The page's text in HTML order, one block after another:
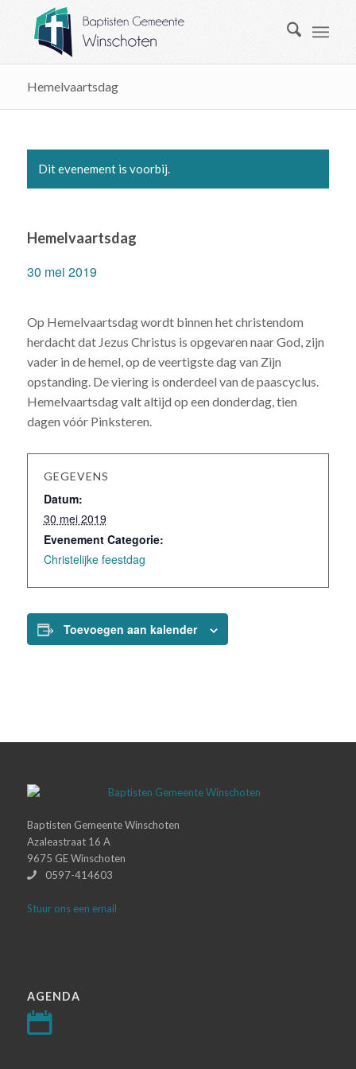
Hemelvaartsdag
Dit evenement is voorbij.
Hemelvaartsdag
30 mei 2019
Op Hemelvaartsdag wordt binnen het christendom
herdacht dat Jezus Christus is opgevaren naar God, zijn
vader in de hemel, op de veertigste dag van Zijn
opstanding. De viering is onderdeel van de paascyclus.
Hemelvaartsdag valt altijd op een donderdag, tien
dagen vóór Pinksteren.
GEGEVENS
Datum:
30 mei 2019
Evenement Categorie:
Christelijke feestdag
Toevoegen aan kalender
Baptisten Gemeente Winschoten
Azaleastraat 16 A
9675 GE Winschoten
0597-414603
Stuur ons een email
AGENDA